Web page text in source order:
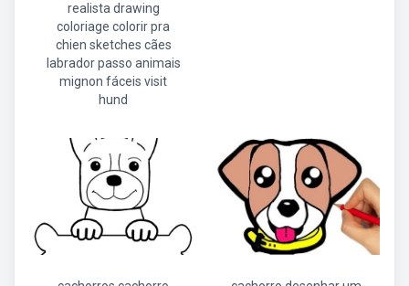
realista drawing
coloriage colorir pra
chien sketches cães
labrador passo animais
mignon fáceis visit
hund